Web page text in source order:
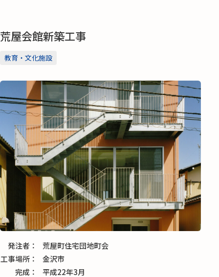
荒屋会館新築工事
教育・文化施設
発注者
荒屋町住宅団地町会
工事場所
金沢市
完成
平成22年3月